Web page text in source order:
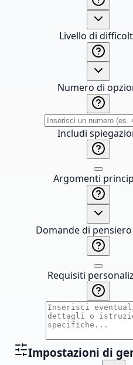
Livello di
Numero di
Includi
Argomenti
Domande di
Requisiti
Impostazioni di